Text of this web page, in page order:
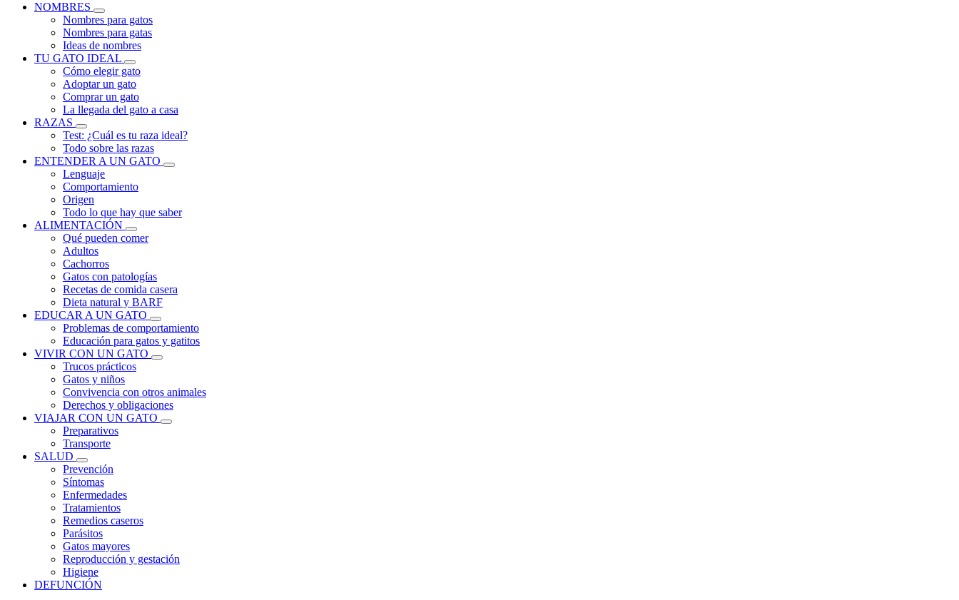
NOMBRES
Nombres para gatos
Nombres para gatas
Ideas de nombres
TU GATO IDEAL
Cómo elegir gato
Adoptar un gato
Comprar un gato
La llegada del gato a casa
RAZAS
Test: ¿Cuál es tu raza ideal?
Todo sobre las razas
ENTENDER A UN GATO
Lenguaje
Comportamiento
Origen
Todo lo que hay que saber
ALIMENTACIÓN
Qué pueden comer
Adultos
Cachorros
Gatos con patologías
Recetas de comida casera
Dieta natural y BARF
EDUCAR A UN GATO
Problemas de comportamiento
Educación para gatos y gatitos
VIVIR CON UN GATO
Trucos prácticos
Gatos y niños
Convivencia con otros animales
Derechos y obligaciones
VIAJAR CON UN GATO
Preparativos
Transporte
SALUD
Prevención
Síntomas
Enfermedades
Tratamientos
Remedios caseros
Parásitos
Gatos mayores
Reproducción y gestación
Higiene
DEFUNCIÓN